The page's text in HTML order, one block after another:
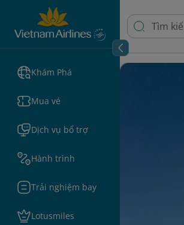
Khám Phá
Mua vé
Dịch vụ bổ trợ
Hành trình
Trải nghiệm bay
Lotusmiles